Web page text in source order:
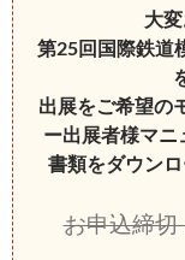
大
第25回国際鉄道
出展をご希望の
ー出展者様マ
書類をダウン
お申込締切